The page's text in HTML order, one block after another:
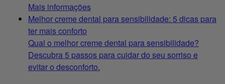
Mais informações
Melhor creme dental para sensibilidade: 5 dicas para
ter mais conforto
Qual o melhor creme dental para sensibilidade?
Descubra 5 passos para cuidar do seu sorriso e
evitar o desconforto.